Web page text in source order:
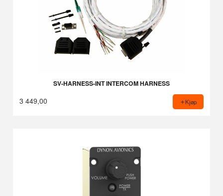
SV-HARNESS-INT INTERCOM HARNESS
3 449,00 Kjøp